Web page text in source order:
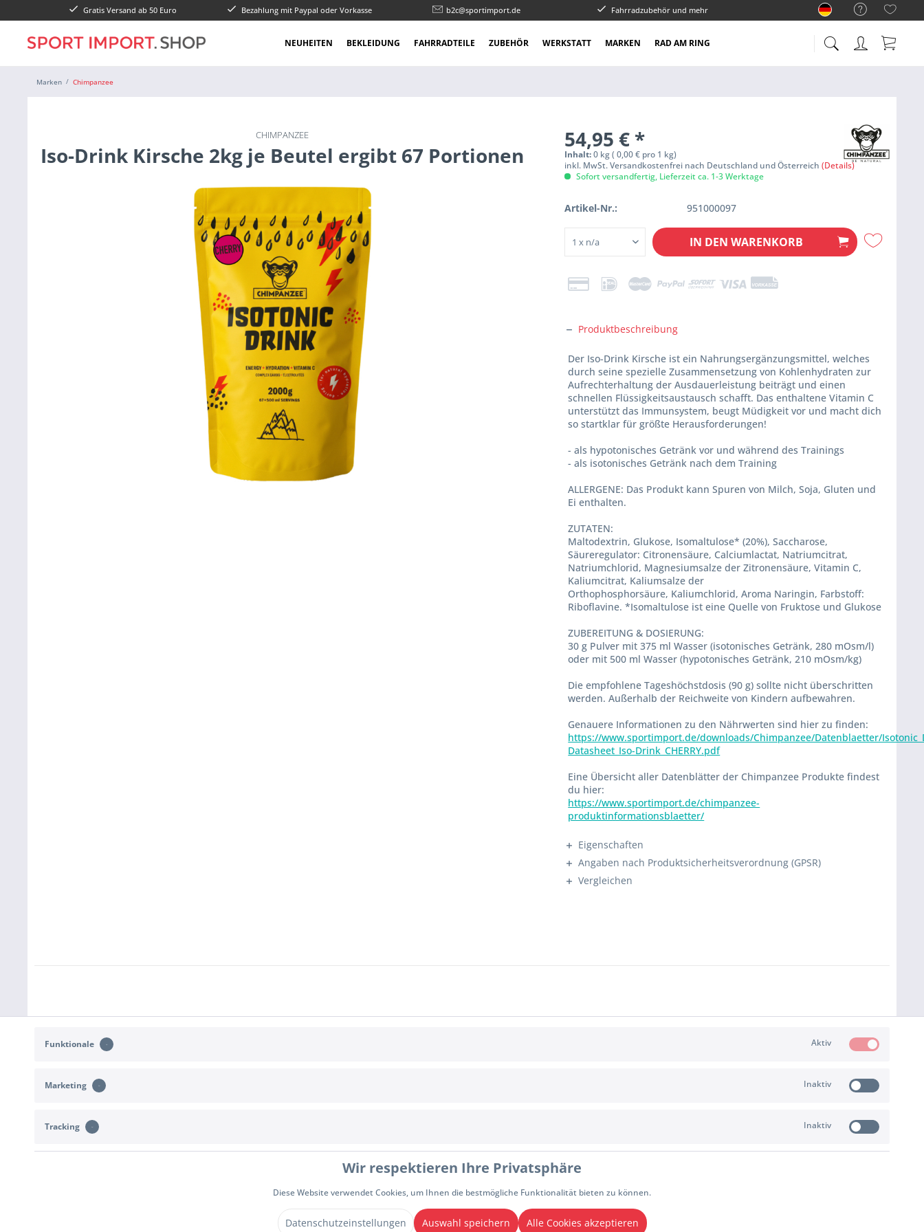
Gratis Versand ab 50 Euro Bezahlung mit Paypal oder Vorkasse b2c@sportimport.de Fahrradzubehör und mehr
NEUHEITEN BEKLEIDUNG FAHRRADTEILE ZUBEHÖR WERKSTATT MARKEN RAD AM RING
Marken Chimpanzee
CHIMPANZEE
Iso-Drink Kirsche 2kg je Beutel ergibt 67 Portionen
54,95 € *
Inhalt:0 kg ( 0,00 € pro 1 kg)
inkl. MwSt. Versandkostenfrei nach Deutschland und Österreich(Details)
Sofort versandfertig, Lieferzeit ca. 1-3 Werktage
Artikel-Nr.: 951000097
IN DEN WARENKORB
Produktbeschreibung
Der Iso-Drink Kirsche ist ein Nahrungsergänzungsmittel, welches
durch seine spezielle Zusammensetzung von Kohlenhydraten zur
Aufrechterhaltung der Ausdauerleistung beiträgt und einen
schnellen Flüssigkeitsaustausch schafft. Das enthaltene Vitamin C
unterstützt das Immunsystem, beugt Müdigkeit vor und macht dich
so startklar für größte Herausforderungen!
- als hypotonisches Getränk vor und während des Trainings
- als isotonisches Getränk nach dem Training
ALLERGENE: Das Produkt kann Spuren von Milch, Soja, Gluten und
Ei enthalten.
ZUTATEN:
Maltodextrin, Glukose, Isomaltulose* (20%), Saccharose,
Säureregulator: Citronensäure, Calciumlactat, Natriumcitrat,
Natriumchlorid, Magnesiumsalze der Zitronensäure, Vitamin C,
Kaliumcitrat, Kaliumsalze der
Orthophosphorsäure, Kaliumchlorid, Aroma Naringin, Farbstoff:
Riboflavine. *Isomaltulose ist eine Quelle von Fruktose und Glukose
ZUBEREITUNG & DOSIERUNG:
30 g Pulver mit 375 ml Wasser (isotonisches Getränk, 280 mOsm/l)
oder mit 500 ml Wasser (hypotonisches Getränk, 210 mOsm/kg)
Die empfohlene Tageshöchstdosis (90 g) sollte nicht überschritten
werden. Außerhalb der Reichweite von Kindern aufbewahren.
Genauere Informationen zu den Nährwerten sind hier zu finden:
https://www.sportimport.de/downloads/Chimpanzee/Datenblaetter/
Datasheet_Iso-Drink_CHERRY.pdf
Eine Übersicht aller Datenblätter der Chimpanzee Produkte findest
du hier:
https://www.sportimport.de/chimpanzee-
produktinformationsblaetter/
Eigenschaften
Angaben nach Produktsicherheitsverordnung (GPSR)
Vergleichen
KONTAKT
Unterstützung und Beratung unter:
Rückgabe
Cookie-Einstellungen
Allgemeine Geschäftsbedingungen
Datenschutzhinweise
Funktionale Aktiv
Marketing Inaktiv
Tracking Inaktiv
Wir respektieren Ihre Privatsphäre
Diese Website verwendet Cookies, um Ihnen die bestmögliche Funktionalität bieten zu können.
Datenschutzeinstellungen Auswahl speichern Alle Cookies akzeptieren